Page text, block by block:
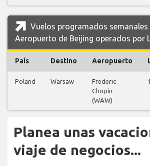
Vuelos programados semanales
Aeropuerto de Beijing operados por
País Destino Aeropuerto
Poland Warsaw
Frederic
Chopin
(WAW)
1
Planea unas
viaje de negocios...